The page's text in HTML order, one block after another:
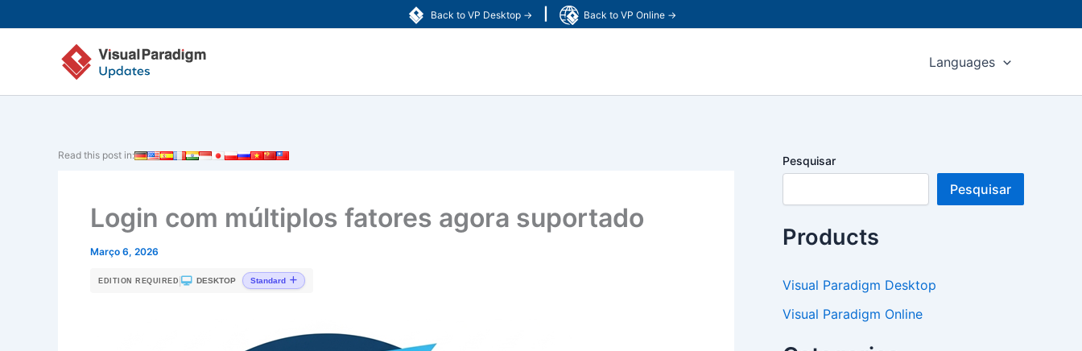
Back to VP Desktop → Back to VP Online →
to
Languages
Read this post in:
Login com múltiplos fatores agora suportado
Março 6, 2026
EDITION REQUIRED DESKTOP Standard
Pesquisar
Pesquisar
Products
Visual Paradigm Desktop
Visual Paradigm Online